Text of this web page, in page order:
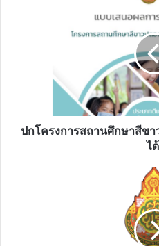
ปกโครงการสถานศึกษาสีขา
ไ